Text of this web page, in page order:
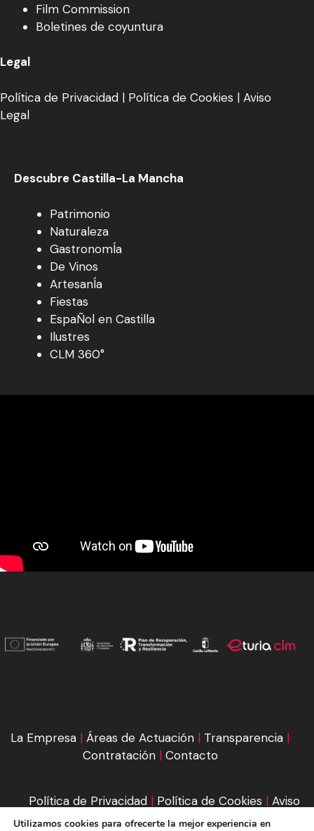
Film Commission
Boletines de coyuntura
Legal
Política de Privacidad | Política de Cookies | Aviso
Legal
Descubre Castilla-La Mancha
Patrimonio
Naturaleza
GastronomÍa
De Vinos
ArtesanÍa
Fiestas
EspaÑol en Castilla
Ilustres
CLM 360°
La Empresa | Áreas de Actuación | Transparencia |
Contratación| Contacto
Política de Privacidad| Política de Cookies | Aviso
Legal|Condiciones de compra
Utilizamos cookies para ofrecerte la mejor experiencia en